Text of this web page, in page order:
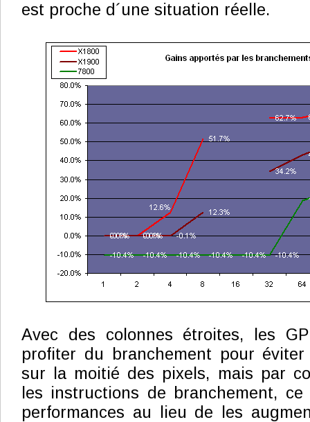
est proche d´une situation réelle.
Avec des colonnes étroites, les
profiter du branchement pour
sur la moitié des pixels, mais par
les instructions de branchement,
performances au lieu de les